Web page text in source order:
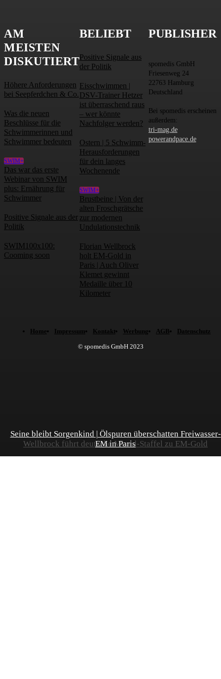
Wellbrock führt deutsche Mixed-Staffel zu EM-Gold
Seine bleibt Sorgenkind | Ölspuren überschatten Freiwasser-
EM in Paris
AM
MEISTEN
DISKUTIERT
Höhere Anforderungen
bei Seepferdchen & Co.
Was die neuen
Beschlüsse für die
Schwimmerinnen und
Schwimmer bedeuten
SWIM+
Das war das erste
Webinar von SWIM
plus: Ernährung für
Schwimmer
Positive Signale aus der
Politik
SWIM100x100:
Cooming soon
BELIEBT
Positive Signale aus
der Politik
Eisschwimmen |
DSV-Trainer Hetzer
ist überraschend raus
– wer könnte
Nachfolger werden?
Ostern | 5 Schwimm-
Herausforderungen
für dein langes
Wochenende
SWIM+
Brustbeine | Von der
alten Froschgrätsche
zur modernen
Undulationstechnik
Florian Wellbrock
holt EM-Gold in
Paris | Auch Oliver
Klemet gewinnt
Medaille über 10
Kilometer
PUBLISHER
spomedis GmbH
Friesenweg 24
22763 Hamburg
Deutschland
Bei spomedis erscheinen
außerdem:
tri-mag.de
powerandpace.de
Home Impressum Kontakt Werbung AGB Datenschutz
© spomedis GmbH 2023